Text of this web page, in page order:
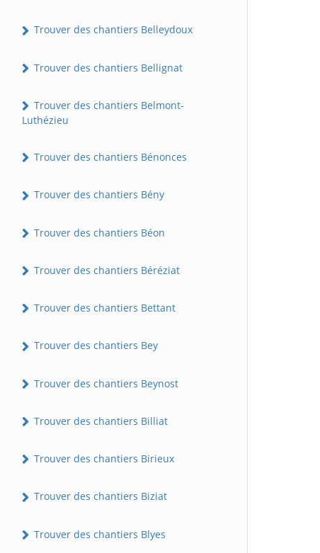
Trouver des chantiers Belleydoux
Trouver des chantiers Bellignat
Trouver des chantiers Belmont-
Luthézieu
Trouver des chantiers Bénonces
Trouver des chantiers Bény
Trouver des chantiers Béon
Trouver des chantiers Béréziat
Trouver des chantiers Bettant
Trouver des chantiers Bey
Trouver des chantiers Beynost
Trouver des chantiers Billiat
Trouver des chantiers Birieux
Trouver des chantiers Biziat
Trouver des chantiers Blyes